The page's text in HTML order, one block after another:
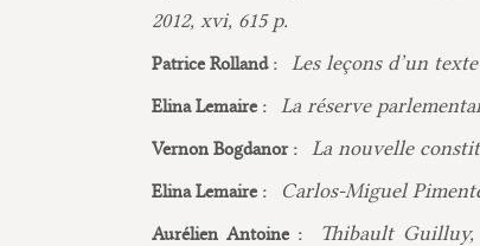
2012, xvi, 615 p.
Patrice Rolland : Les leçons d’un
Elina Lemaire : La réserve
Vernon Bogdanor : La nouvelle
Elina Lemaire : Carlos-Miguel
Aurélien Antoine :
Thibault